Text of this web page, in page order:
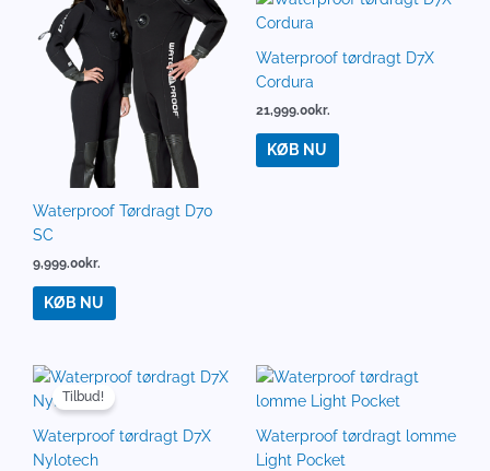
Waterproof Tørdragt D70
SC
9,999.00kr.
KØB NU
Waterproof tørdragt D7X
Cordura
21,999.00kr.
KØB NU
Tilbud!
Waterproof tørdragt D7X
Nylotech
Den
oprindelige
pris
19,999.00kr..
Den
aktuelle
19,499.00kr..Waterproof tørdragt lomme
Light Pocket